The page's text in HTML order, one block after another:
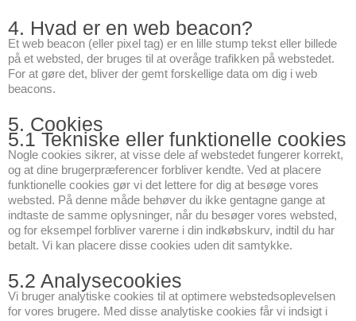
4. Hvad er en web beacon?
Et web beacon (eller pixel tag) er en lille stump tekst eller billede
på et websted, der bruges til at overåge trafikken på webstedet.
For at gøre det, bliver der gemt forskellige data om dig i web
beacons.
5. Cookies
5.1 Tekniske eller funktionelle cookies
Nogle cookies sikrer, at visse dele af webstedet fungerer korrekt,
og at dine brugerpræferencer forbliver kendte. Ved at placere
funktionelle cookies gør vi det lettere for dig at besøge vores
websted. På denne måde behøver du ikke gentagne gange at
indtaste de samme oplysninger, når du besøger vores websted,
og for eksempel forbliver varerne i din indkøbskurv, indtil du har
betalt. Vi kan placere disse cookies uden dit samtykke.
5.2 Analysecookies
Vi bruger analytiske cookies til at optimere webstedsoplevelsen
for vores brugere. Med disse analytiske cookies får vi indsigt i